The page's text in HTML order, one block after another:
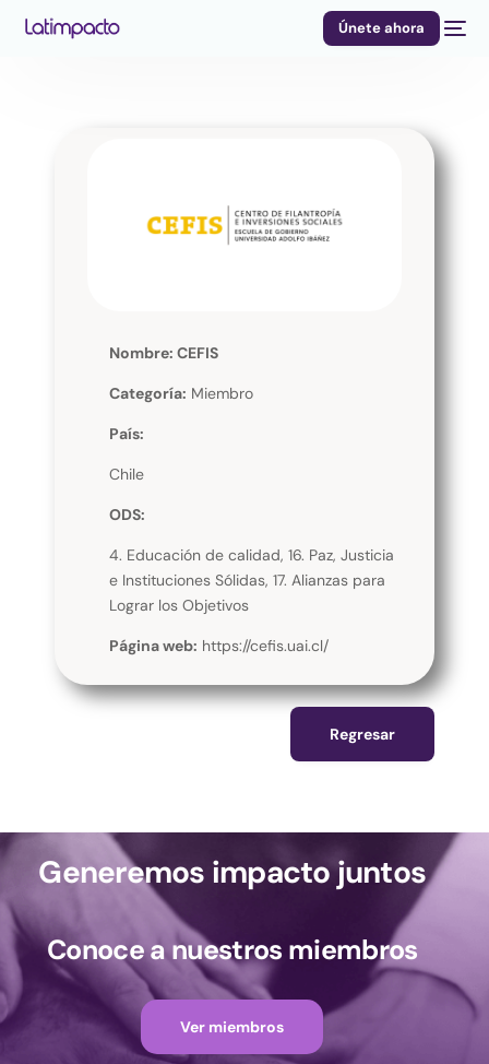
Únete ahora
Nombre: CEFIS
Categoría: Miembro
País:
Chile
ODS:
4. Educación de calidad, 16. Paz, Justicia
e Instituciones Sólidas, 17. Alianzas para
Lograr los Objetivos
Página web: https://cefis.uai.cl/
Regresar
Generemos impacto juntos
Conoce a nuestros miembros
Ver miembros